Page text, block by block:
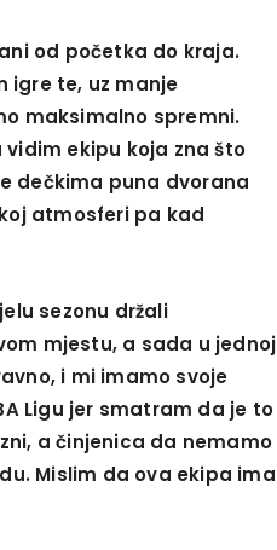
od početka do kraja.
igre te, uz manje
maksimalno spremni.
ekipu koja zna što
dečkima puna dvorana
atmosferi pa kad
sezonu držali
mjestu, a sada u jednoj
i mi imamo svoje
Ligu jer smatram da je to
a činjenica da nemamo
Mislim da ova ekipa ima